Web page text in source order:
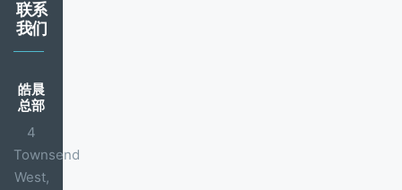
联系
我们
皓晨
总部
4
Townsend
West,